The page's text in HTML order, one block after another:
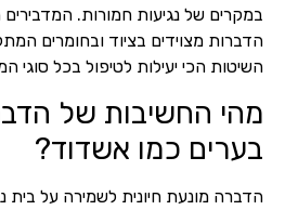
במקרים של נגיעות חמורות.
הדברות מצוידים בציוד ובחומרים
השיטות הכי יעילות לטיפול בכל סוגי
מהי החשיבות של
בערים כמו אשדוד?
הדברה מונעת חיונית לשמירה על בית